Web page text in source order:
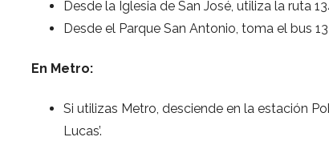
Desde la Iglesia de San José, utiliza la ruta
Desde el Parque San Antonio, toma el bus
En Metro:
Si utilizas Metro, desciende en la estación
Lucas’.